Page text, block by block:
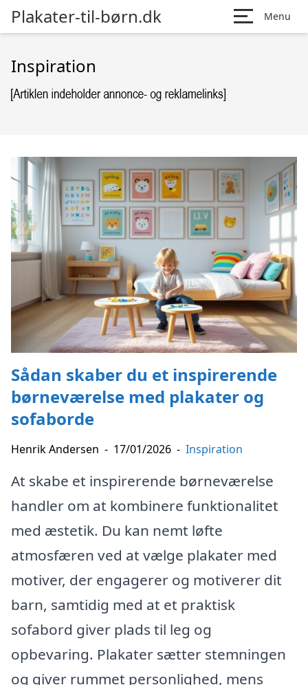
Plakater-til-børn.dk Menu
Inspiration
Sådan skaber du et inspirerende
børneværelse med plakater og
sofaborde
Henrik Andersen - 17/01/2026 - Inspiration
At skabe et inspirerende børneværelse
handler om at kombinere funktionalitet
med æstetik. Du kan nemt løfte
atmosfæren ved at vælge plakater med
motiver, der engagerer og motiverer dit
barn, samtidig med at et praktisk
sofabord giver plads til leg og
opbevaring. Plakater sætter stemningen
og giver rummet personlighed, mens